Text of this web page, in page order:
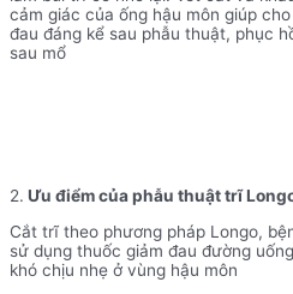
cảm giác của ống hậu môn giúp
đau đáng kể sau phẫu thuật, phục
sau mổ
2. Ưu điểm của phẫu thuật trĩ
Cắt trĩ theo phương pháp Longo,
sử dụng thuốc giảm đau đường
khó chịu nhẹ ở vùng hậu môn